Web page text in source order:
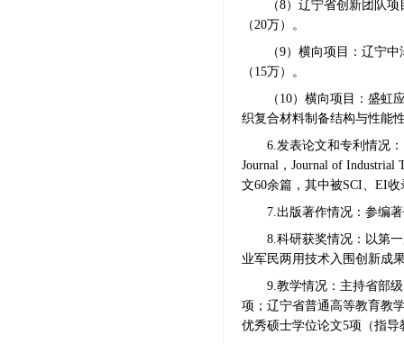
（8）辽宁省创新团队
（20万）。
（9）横向项目：辽宁
（ 15万）。
（10） 横向项目： 盛虹
织复合材料制备结构与性能
6.发表论文和专利情况
Journal， Journal of Industrial
文60余篇，其中被SCI、EI收
7.出版著作情况：参编
8.科研获奖情况： 以第
业军民两用技术入围创新成
9.教学情况： 主持省部
项；辽宁省普通高等教育教
优秀硕士学位论文5项（指